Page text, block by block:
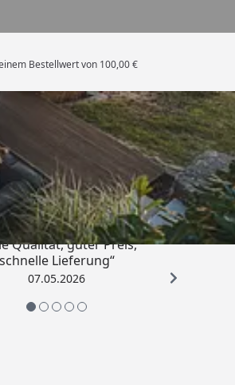
Bestellwert von 100,00 €
Trusted Shops
4,67/ 5
Qualität, guter Preis,
schnelle Lieferung“
07.05.2026